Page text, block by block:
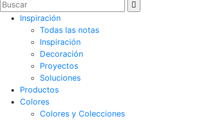
Inspiración
Todas las notas
Inspiración
Decoración
Proyectos
Soluciones
Productos
Colores
Colores y Colecciones